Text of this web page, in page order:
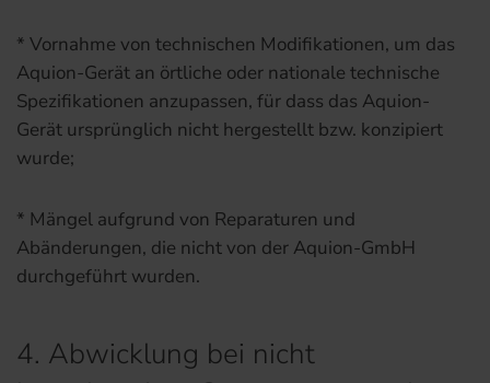
* Vornahme von technischen Modifikationen, um das
Aquion-Gerät an örtliche oder nationale technische
Spezifikationen anzupassen, für dass das Aquion-
Gerät ursprünglich nicht hergestellt bzw. konzipiert
wurde;
* Mängel aufgrund von Reparaturen und
Abänderungen, die nicht von der Aquion-GmbH
durchgeführt wurden.
4. Abwicklung bei nicht